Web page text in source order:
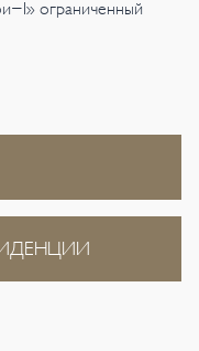
I» ограниченный